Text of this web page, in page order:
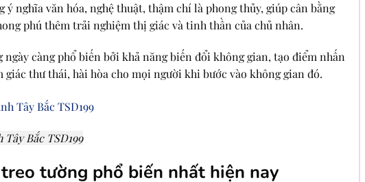
nghĩa văn hóa, nghệ thuật, thậm chí là phong thủy, giúp cân bằng
phú thêm trải nghiệm thị giác và tinh thần của chủ nhân.
càng phổ biến bởi khả năng biến đổi không gian, tạo điểm nhấn
giác thư thái, hài hòa cho mọi người khi bước vào không gian đó.
Bắc TSD199
tường phổ biến nhất hiện nay